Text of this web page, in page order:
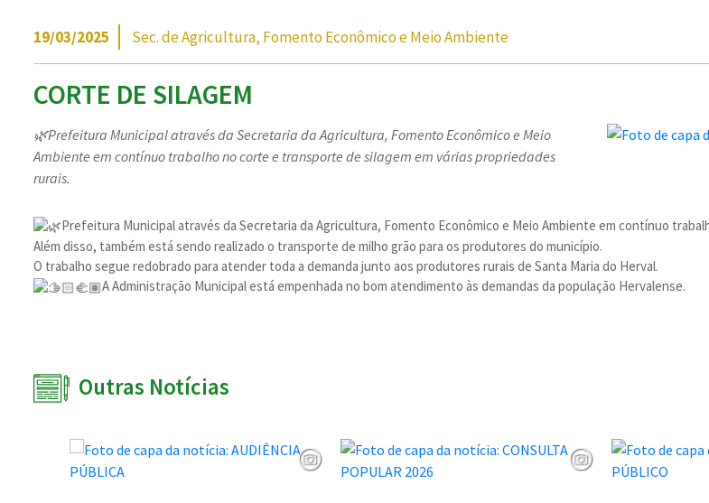
19/03/2025 Sec. de Agricultura, Fomento Econômico e Meio Ambiente
CORTE DE SILAGEM
🌿Prefeitura Municipal através da Secretaria da Agricultura, Fomento Econômico e Meio
Ambiente em contínuo trabalho no corte e transporte de silagem em várias propriedades
rurais.
Prefeitura Municipal através da Secretaria da Agricultura, Fomento Econômico e Meio Ambiente em contínuo
Além disso, também está sendo realizado o transporte de milho grão para os produtores do município.
O trabalho segue redobrado para atender toda a demanda junto aos produtores rurais de Santa Maria do Herval.
A Administração Municipal está empenhada no bom atendimento às demandas da população Hervalense.
Outras Notícias